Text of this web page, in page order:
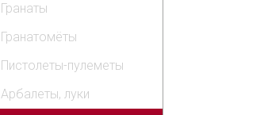
Гранаты
Гранатомёты
Пистолеты-пулеметы
Арбалеты, луки